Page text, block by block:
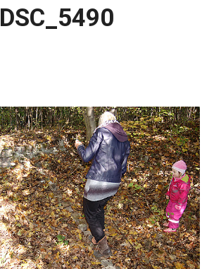
DSC_5490